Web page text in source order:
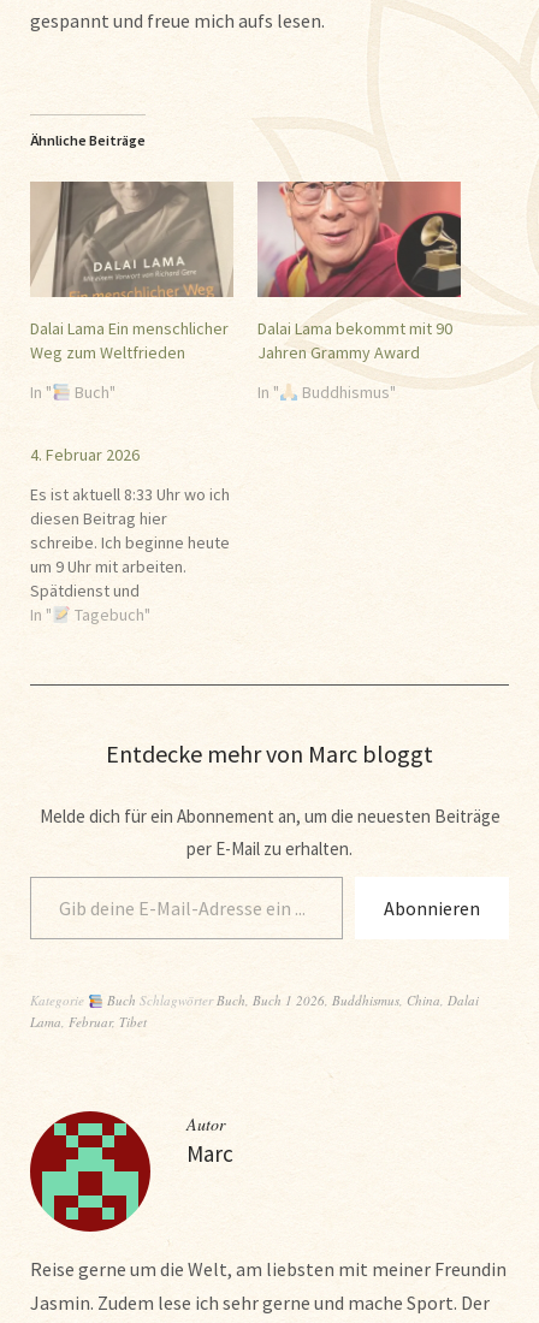
gespannt und freue mich aufs lesen.
Ähnliche Beiträge
Dalai Lama Ein menschlicher
Weg zum Weltfrieden
In "
Buch"
Dalai Lama bekommt mit 90
Jahren Grammy Award
In "
Buddhismus"
4. Februar 2026
Es ist aktuell 8:33 Uhr wo ich
diesen Beitrag hier
schreibe. Ich beginne heute
um 9 Uhr mit arbeiten.
Spätdienst und
Aussendienst im
neuste Folge vom Planet
toller Podcast. Aktuell freue
In " Tagebuch"
Entdecke mehr von Marc bloggt
Melde dich für ein Abonnement an, um die neuesten Beiträge
per E-Mail zu erhalten.
Abonnieren
Kategorie Buch SchlagwörterBuch, Buch 1 2026, Buddhismus, China, Dalai
Lama, Februar, Tibet
Autor
Marc
Reise gerne um die Welt, am liebsten mit meiner Freundin
Jasmin. Zudem lese ich sehr gerne und mache Sport. Der